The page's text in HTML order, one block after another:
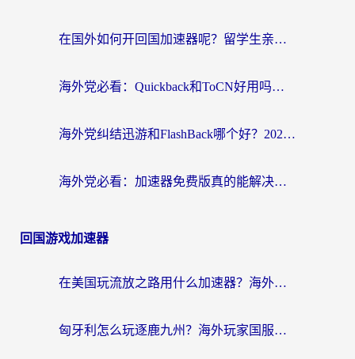
在国外如何开回国加速器呢？留学生亲测的无缝访问国内资源指南
海外党必看：Quickback和ToCN好用吗？3分钟选对回国加速器的实用指南
海外党纠结迅游和FlashBack哪个好？2026实用指南教你选对回国加速器
海外党必看：加速器免费版真的能解决回国访问难题吗？附实用选择指南
回国游戏加速器
在美国玩流放之路用什么加速器？海外党国服游戏不卡顿的终极攻略
匈牙利怎么玩逐鹿九州？海外玩家国服游戏加速器终极指南（附永劫无间荣耀新三国解决方案）